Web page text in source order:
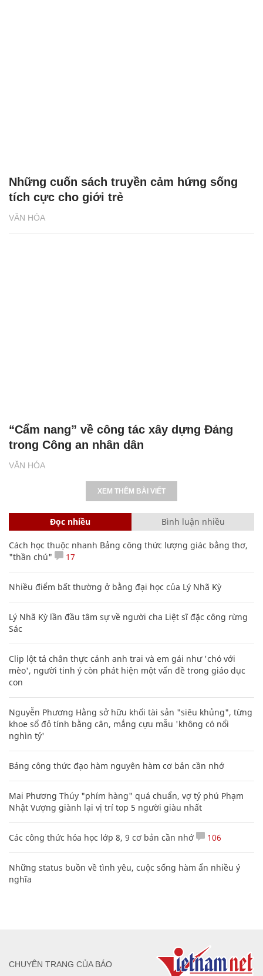
VĂN HÓA
Những cuốn sách truyền cảm hứng sống
tích cực cho giới trẻ
VĂN HÓA
“Cẩm nang” về công tác xây dựng Đảng
trong Công an nhân dân
XEM THÊM BÀI VIẾT
Đọc nhiều Bình luận nhiều
Cách học thuộc nhanh Bảng công thức lượng giác bằng thơ,
"thần chú"
17
Nhiều điểm bất thường ở bằng đại học của Lý Nhã Kỳ
Lý Nhã Kỳ lần đầu tâm sự về người cha Liệt sĩ đặc công rừng
Sác
Clip lột tả chân thực cảnh anh trai và em gái như 'chó với
mèo', người tinh ý còn phát hiện một vấn đề trong giáo dục
con
Nguyễn Phương Hằng sở hữu khối tài sản "siêu khủng", từng
khoe sổ đỏ tính bằng cân, mắng cựu mẫu 'không có nổi
nghìn tỷ'
Bảng công thức đạo hàm nguyên hàm cơ bản cần nhớ
Mai Phương Thúy "phím hàng" quá chuẩn, vợ tỷ phú Phạm
Nhật Vượng giành lại vị trí top 5 người giàu nhất
Các công thức hóa học lớp 8, 9 cơ bản cần nhớ 106
Những status buồn về tình yêu, cuộc sống hàm ẩn nhiều ý
nghĩa
CHUYÊN TRANG CỦA BÁO